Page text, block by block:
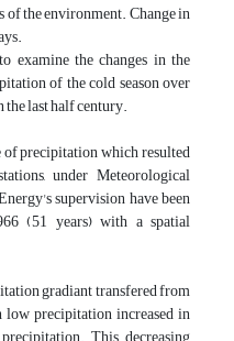
of the environment. Change in
examine the changes in the
of the cold season over
last half century.
of precipitation which resulted
under Meteorological
supervision have been
(51 years) with a spatial
gradiant transfered from
low precipitation increased in